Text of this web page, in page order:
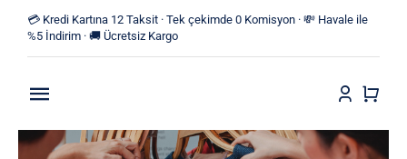
content
💳 Kredi Kartına 12 Taksit · Tek çekimde 0 Komisyon · 💸 Havale ile
%5 İndirim · 🚚 Ücretsiz Kargo
Toggle
Navigation
Anasayfa